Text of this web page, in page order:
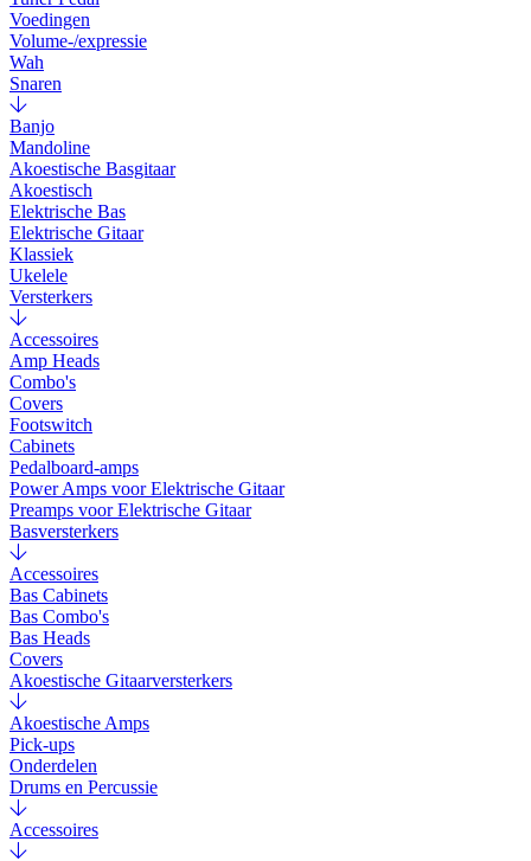
Voedingen
Volume-/expressie
Wah
Snaren
Banjo
Mandoline
Akoestische Basgitaar
Akoestisch
Elektrische Bas
Elektrische Gitaar
Klassiek
Ukelele
Versterkers
Accessoires
Amp Heads
Combo's
Covers
Footswitch
Cabinets
Pedalboard-amps
Power Amps voor Elektrische Gitaar
Preamps voor Elektrische Gitaar
Basversterkers
Accessoires
Bas Cabinets
Bas Combo's
Bas Heads
Covers
Akoestische Gitaarversterkers
Akoestische Amps
Pick-ups
Onderdelen
Drums en Percussie
Accessoires